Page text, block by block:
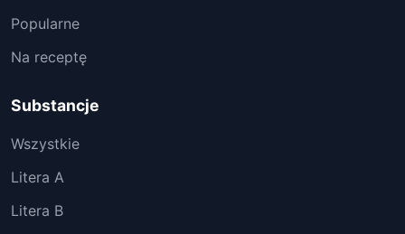
Popularne
Na receptę
Substancje
Wszystkie
Litera A
Litera B